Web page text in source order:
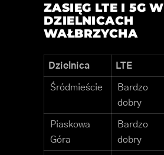
ZASIĘG LTE I 5G W
DZIELNICACH
WAŁBRZYCHA
Dzielnica LTE
Śródmieście
Bardzo
dobry
Piaskowa
Góra
Bardzo
dobry